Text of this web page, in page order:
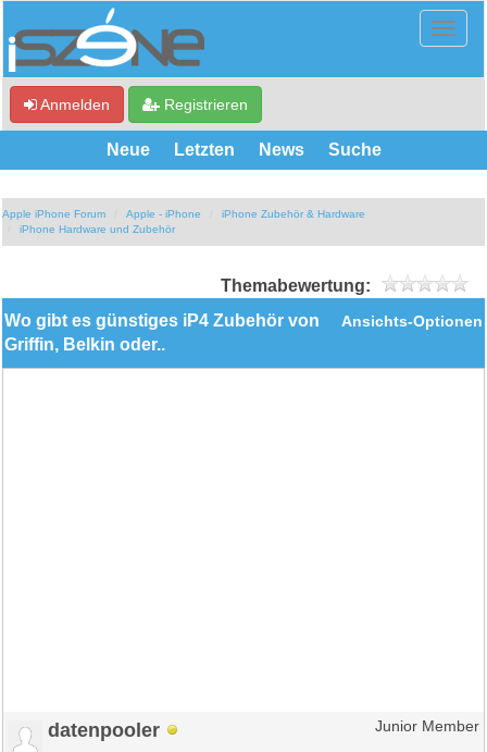
Anmelden Registrieren
Neue Letzten News Suche
Apple iPhone Forum Apple - iPhone
iPhone Zubehör & Hardware
iPhone Hardware und Zubehör
Themabewertung:
Ansichts-Optionen
Wo gibt es günstiges iP4 Zubehör von
Griffin, Belkin oder..
datenpooler Junior Member